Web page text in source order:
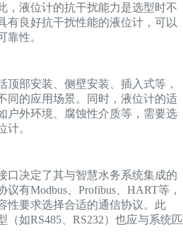
，液位计的抗干扰能力是选型时不
有良好抗干扰性能的液位计，可以
靠性。
顶部安装、侧壁安装、插入式等，
同的应用场景。同时，液位计的适
户外环境、腐蚀性介质等，需要选
计。
口决定了其与智慧水务系统集成的
有Modbus、Profibus、HART等，
性要求选择合适的通信协议。此
（如RS485、RS232）也应与系统匹